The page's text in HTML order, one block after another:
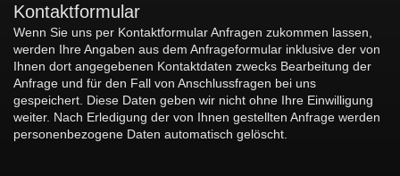
Kontaktformular
Wenn Sie uns per Kontaktformular Anfragen zukommen lassen,
werden Ihre Angaben aus dem Anfrageformular inklusive der von
Ihnen dort angegebenen Kontaktdaten zwecks Bearbeitung der
Anfrage und für den Fall von Anschlussfragen bei uns
gespeichert. Diese Daten geben wir nicht ohne Ihre Einwilligung
weiter. Nach Erledigung der von Ihnen gestellten Anfrage werden
personenbezogene Daten automatisch gelöscht.